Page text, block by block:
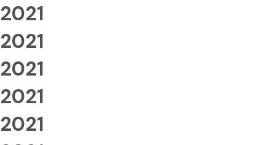
2021
2021
2021
2021
2021